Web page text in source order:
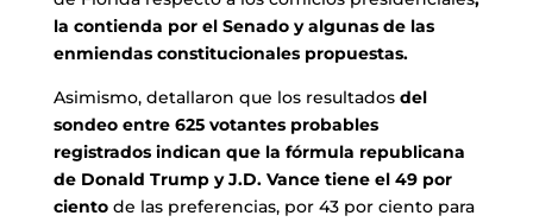
la contienda por el Senado y algunas de las
enmiendas constitucionales propuestas.
Asimismo, detallaron que los resultados del
sondeo entre 625 votantes probables
registrados indican que la fórmula republicana
de Donald Trump y J.D. Vance tiene el 49 por
cientode las preferencias, por 43 por ciento para